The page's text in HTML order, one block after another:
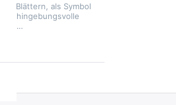
Blättern, als Symbol
hingebungsvolle
ist d…